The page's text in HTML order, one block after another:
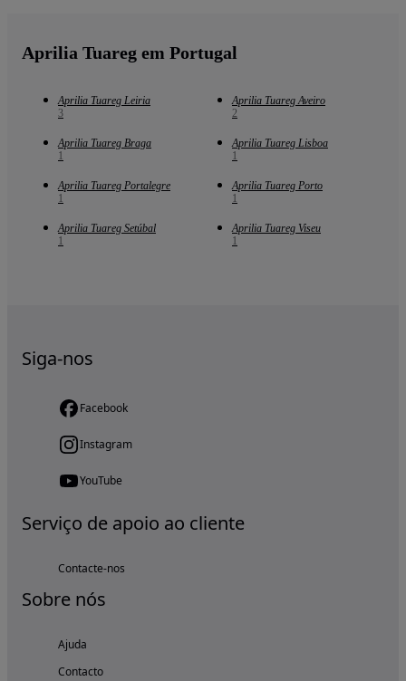
Aprilia Tuareg em Portugal
Aprilia Tuareg Leiria
3
Aprilia Tuareg Aveiro
2
Aprilia Tuareg Braga
1
Aprilia Tuareg Lisboa
1
Aprilia Tuareg Portalegre
1
Aprilia Tuareg Porto
1
Aprilia Tuareg Setúbal
1
Aprilia Tuareg Viseu
1
Siga-nos
Facebook
Instagram
YouTube
Serviço de apoio ao cliente
Contacte-nos
Sobre nós
Ajuda
Contacto